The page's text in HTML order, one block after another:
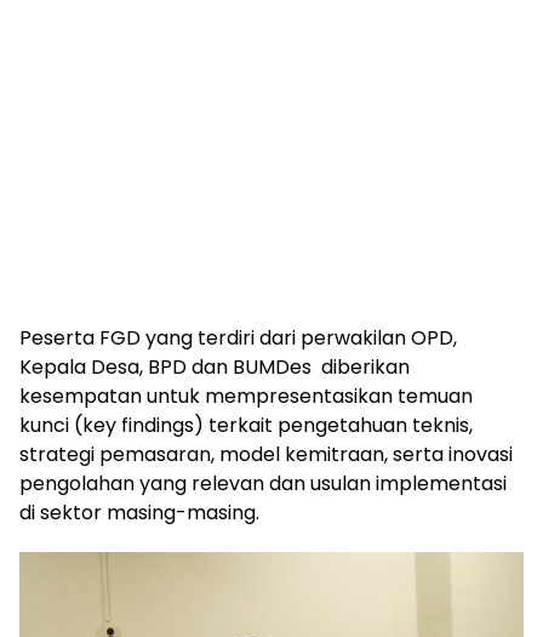
Peserta FGD yang terdiri dari perwakilan OPD,
Kepala Desa, BPD dan BUMDes diberikan
kesempatan untuk mempresentasikan temuan
kunci (key findings) terkait pengetahuan teknis,
strategi pemasaran, model kemitraan, serta inovasi
pengolahan yang relevan dan usulan implementasi
di sektor masing-masing.